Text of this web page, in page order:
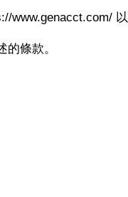
條款。